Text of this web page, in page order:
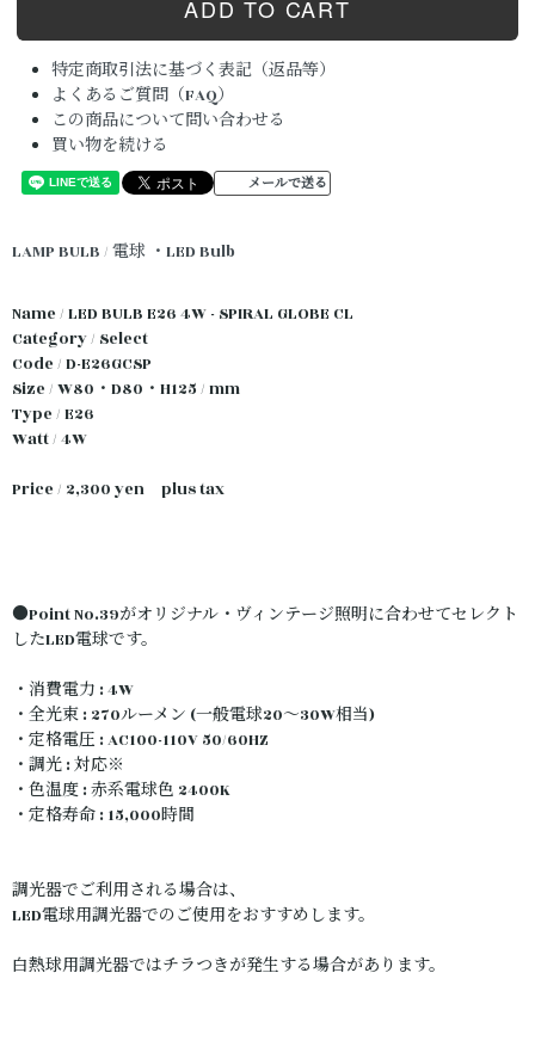
特定商取引法に基づく表記（返品等）
よくあるご質問（FAQ）
この商品について問い合わせる
買い物を続ける
メールで送る
LAMP BULB / 電球 ・LED Bulb
Name / LED BULB E26 4W - SPIRAL GLOBE CL
Category / Select
Code / D-E26GCSP
Size / W80・D80・H125 / mm
Type / E26
Watt / 4W
Price / 2,300 yen plus tax
●Point No.39がオリジナル・ヴィンテージ照明に合わせてセレクト
したLED電球です。
・消費電力 : 4W
・全光束 : 270ルーメン (一般電球20～30W相当)
・定格電圧 : AC100-110V 50/60HZ
・調光 : 対応※
・色温度 : 赤系電球色 2400K
・定格寿命 : 15,000時間
調光器でご利用される場合は、
LED電球用調光器でのご使用をおすすめします。
白熱球用調光器ではチラつきが発生する場合があります。